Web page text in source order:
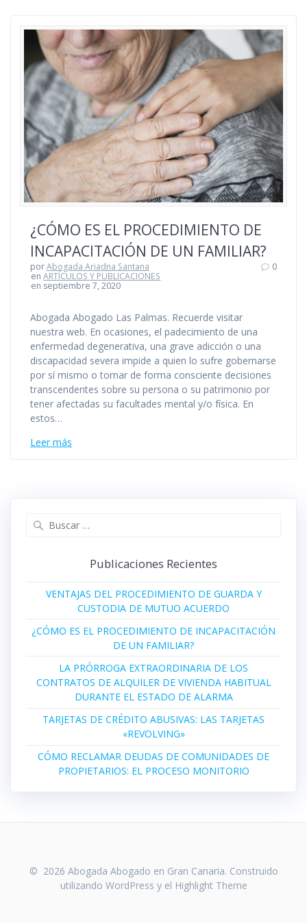
¿CÓMO ES EL PROCEDIMIENTO DE
INCAPACITACIÓN DE UN FAMILIAR?
porAbogada Ariadna Santana
enARTÍCULOS Y PUBLICACIONES
en septiembre 7, 2020
0
Abogada Abogado Las Palmas. Recuerde visitar
nuestra web. En ocasiones, el padecimiento de una
enfermedad degenerativa, una grave adicción o una
discapacidad severa impide a quien lo sufre gobernarse
por sí mismo o tomar de forma consciente decisiones
transcendentes sobre su persona o su patrimonio por
tener afectadas su facultades mental y/o física. En
estos…
Leer más
Publicaciones Recientes
VENTAJAS DEL PROCEDIMIENTO DE GUARDA Y
CUSTODIA DE MUTUO ACUERDO
¿CÓMO ES EL PROCEDIMIENTO DE INCAPACITACIÓN
DE UN FAMILIAR?
LA PRÓRROGA EXTRAORDINARIA DE LOS
CONTRATOS DE ALQUILER DE VIVIENDA HABITUAL
DURANTE EL ESTADO DE ALARMA
TARJETAS DE CRÉDITO ABUSIVAS: LAS TARJETAS
«REVOLVING»
CÓMO RECLAMAR DEUDAS DE COMUNIDADES DE
PROPIETARIOS: EL PROCESO MONITORIO
© 2026 Abogada Abogado en Gran Canaria. Construido
utilizando WordPress y el Highlight Theme